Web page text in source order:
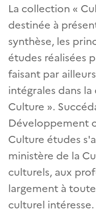
La collection «
destinée à
synthèse, les
études réalisées
faisant par
intégrales dans
Culture ».
Développement
Culture études
ministère de la
culturels, aux
largement à
culturel intéresse.